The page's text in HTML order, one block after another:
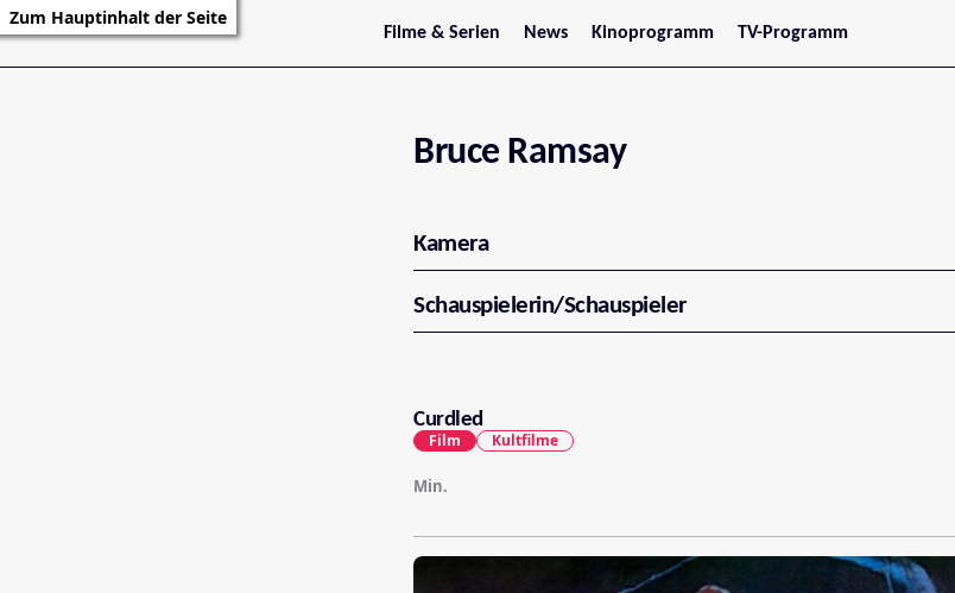
Zum Hauptinhalt der Seite
Filme & Serien
Trailer
Serienarchiv
News
Stars
Kinoprogramm
Jetzt im Kino
Oberösterreich
Tirol
Vorarlberg
TV-Programm
Bruce Ramsay
Kamera
Schauspielerin/Schauspieler
Curdled
Min.
Film Kultfilme